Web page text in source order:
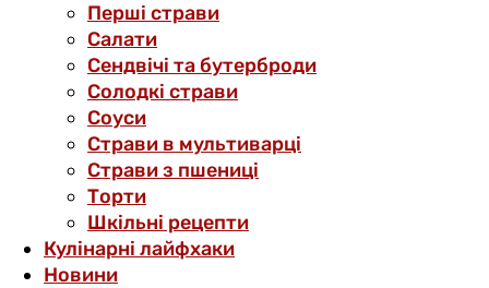
Перші страви
Салати
Сендвічі та бутерброди
Солодкі страви
Соуси
Страви в мультиварці
Страви з пшениці
Торти
Шкільні рецепти
Кулінарні лайфхаки
Новини